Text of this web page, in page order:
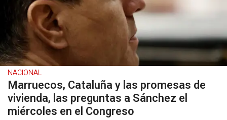
NACIONAL
Marruecos, Cataluña y las promesas de
vivienda, las preguntas a Sánchez el
miércoles en el Congreso